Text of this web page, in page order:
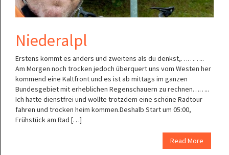
Niederalpl
Erstens kommt es anders und zweitens als du denkst,………..
Am Morgen noch trocken jedoch überquert uns vom Westen her
kommend eine Kaltfront und es ist ab mittags im ganzen
Bundesgebiet mit erheblichen Regenschauern zu rechnen……..
Ich hatte dienstfrei und wollte trotzdem eine schöne Radtour
fahren und trocken heim kommen.Deshalb Start um 05:00,
Frühstück am Rad […]
Read More